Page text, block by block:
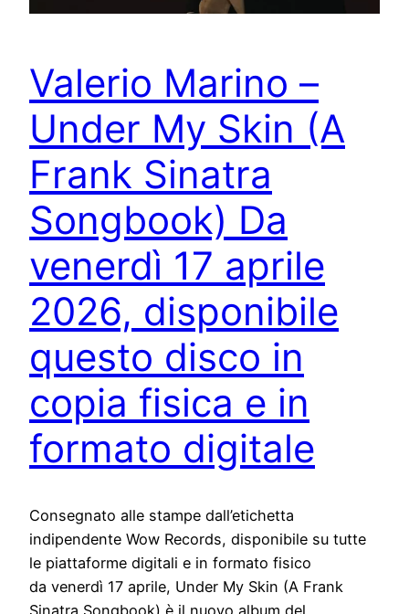
Valerio Marino –
Under My Skin (A
Frank Sinatra
Songbook) Da
venerdì 17 aprile
2026, disponibile
questo disco in
copia fisica e in
formato digitale
Consegnato alle stampe dall’etichetta
indipendente Wow Records, disponibile su tutte
le piattaforme digitali e in formato fisico
da venerdì 17 aprile, Under My Skin (A Frank